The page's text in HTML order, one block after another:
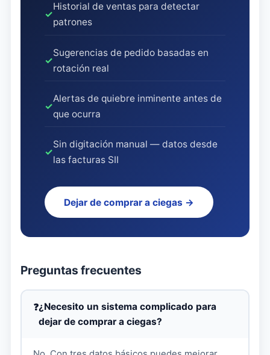
✓
Historial de ventas para detectar
patrones
✓
Sugerencias de pedido basadas en
rotación real
✓
Alertas de quiebre inminente antes de
que ocurra
✓
Sin digitación manual — datos desde
las facturas SII
Dejar de comprar a ciegas →
Preguntas frecuentes
¿Necesito un sistema complicado para
dejar de comprar a ciegas?